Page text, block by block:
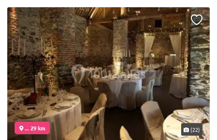
... 29 km (22)